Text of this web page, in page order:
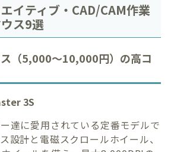
イティブ・CAD/CAM作業
ス9選
（5,000〜10,000円）の高コ
3S
達に愛用されている定番モデルで
設計と電磁スクロールホイール、